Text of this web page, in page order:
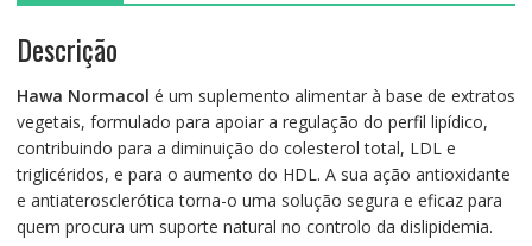
Descrição
Hawa Normacol é um suplemento alimentar à base de extratos
vegetais, formulado para apoiar a regulação do perfil lipídico,
contribuindo para a diminuição do colesterol total, LDL e
triglicéridos, e para o aumento do HDL. A sua ação antioxidante
e antiaterosclerótica torna-o uma solução segura e eficaz para
quem procura um suporte natural no controlo da dislipidemia.